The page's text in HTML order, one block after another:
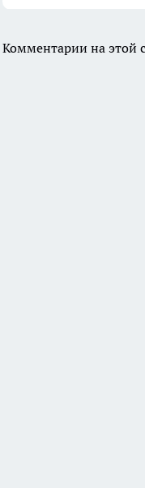
Комментарии на этой